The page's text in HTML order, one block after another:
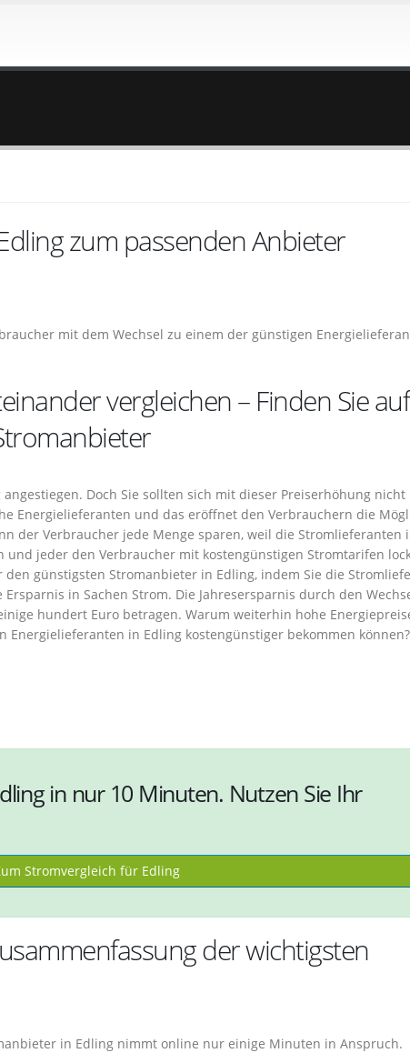
zum passenden Anbieter
mit dem Wechsel zu einem der günstigen
vergleichen – Finden Sie auf
Doch Sie sollten sich mit dieser Preiserhöhung nicht
Energielieferanten und das eröffnet den Verbrauchern die
der Verbraucher jede Menge sparen, weil die Stromlieferanten
jeder den Verbraucher mit kostengünstigen Stromtarifen
günstigsten Stromanbieter in Edling, indem Sie die
in Sachen Strom. Die Jahresersparnis durch den
hundert Euro betragen. Warum weiterhin hohe
Energielieferanten in Edling kostengünstiger bekommen können?
in nur 10 Minuten. Nutzen Sie Ihr
Stromvergleich für Edling
der wichtigsten
in Edling nimmt online nur einige Minuten in Anspruch.